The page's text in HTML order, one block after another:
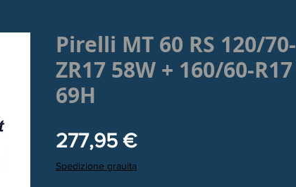
Pirelli MT 60 RS 120/70-
ZR17 58W + 160/60-R17
69H
277,95 €Prezzo
Spedizione grauita